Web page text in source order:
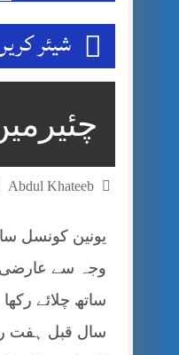
قائداعظم
ڈپٹی کمشنر
مون سون
شہید گر وپ
شیئر
Abdul Khateeb
یونین کونسل
وجہ سے عارضی
ساتھ چلائے
سال قبل ہفت